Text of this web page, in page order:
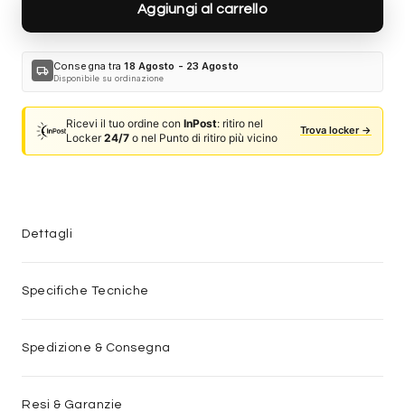
Aggiungi al carrello
local_shipping Consegna tra18 Agosto - 23 Agosto
Disponibile su ordinazione
Ricevi il tuo ordine conInPost: ritiro nel
Locker24/7 o nel Punto di ritiro più vicino
Trova locker →
Dettagli
Specifiche Tecniche
Spedizione & Consegna
Resi & Garanzie